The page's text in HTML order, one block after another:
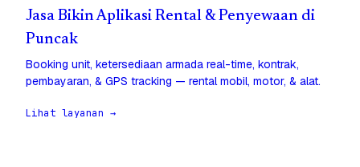
Jasa Bikin Aplikasi Rental & Penyewaan di
Puncak
Booking unit, ketersediaan armada real-time, kontrak,
pembayaran, & GPS tracking — rental mobil, motor, & alat.
Lihat layanan →